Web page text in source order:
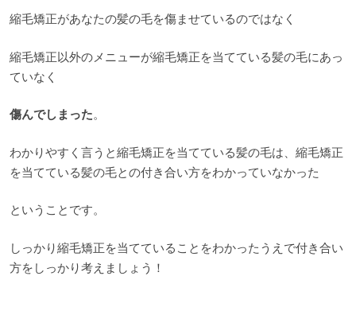
縮毛矯正があなたの髪の毛を傷ませているのではなく
縮毛矯正以外のメニューが縮毛矯正を当てている髪の毛にあっ
ていなく
傷んでしまった。
わかりやすく言うと縮毛矯正を当てている髪の毛は、縮毛矯正
を当てている髪の毛との付き合い方をわかっていなかった
ということです。
しっかり縮毛矯正を当てていることをわかったうえで付き合い
方をしっかり考えましょう！